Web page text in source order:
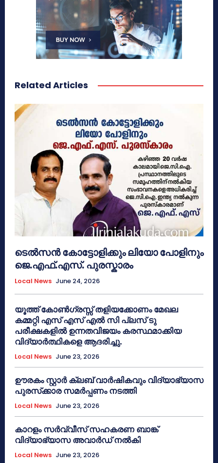
Related Articles
ടെൽസൻ കോട്ടോളിക്കും ലിയോ പോളിനും
ജെ.എഫ്.എസ്. പുരസ്കാരം
Local News June 24, 2026
യൂത്ത് കോൺഗ്രസ്സ് തളിയക്കോണം മേഖല
കമ്മറ്റി എസ് എസ് എൽ സി പ്ലസ് ടു
പരീക്ഷകളിൽ ഉന്നതവിജയം കരസ്ഥമാക്കിയ
വിദ്യാർത്ഥികളെ ആദരിച്ചു.
Local News June 23, 2026
ഊരകം സ്റ്റാർ ക്ലബ് വാർഷികവും വിദ്യാഭ്യാസ
പുരസ്‌ക്കാര സമർപ്പണം നടത്തി
Local News June 23, 2026
കാറളം സർവ്വീസ് സഹകരണ ബാങ്ക്
വിദ്യാഭ്യാസ അവാർഡ് നൽകി
Local News June 23, 2026